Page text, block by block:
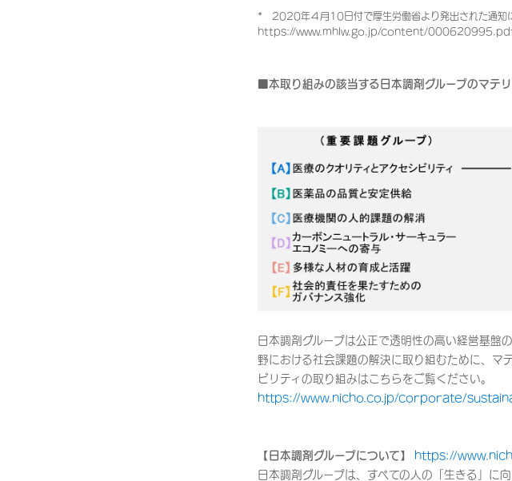
* 2020年４月10日付で厚生労働省より発出された通知
https://www.mhlw.go.jp/content/
■本取り組みの該当する日本調剤グループのマテ
日本調剤グループは公正で透明性の高い経営基盤
野における社会課題の解決に取り組むために、マ
ビリティの取り組みはこちらをご覧ください。
https://www.nicho.co.jp/corporate/
【日本調剤グループについて】
https://
日本調剤グループは、すべての人の「生きる」に